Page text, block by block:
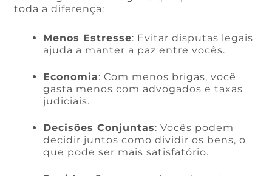
toda a diferença:
Menos Estresse: Evitar disputas legais
ajuda a manter a paz entre vocês.
Economia: Com menos brigas, você
gasta menos com advogados e taxas
judiciais.
Decisões Conjuntas: Vocês podem
decidir juntos como dividir os bens, o
que pode ser mais satisfatório.